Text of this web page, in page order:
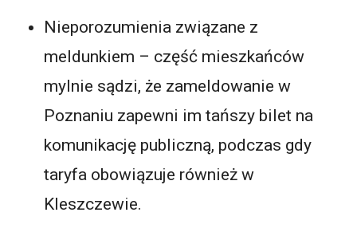
Nieporozumienia związane z
meldunkiem – część mieszkańców
mylnie sądzi, że zameldowanie w
Poznaniu zapewni im tańszy bilet na
komunikację publiczną, podczas gdy
taryfa obowiązuje również w
Kleszczewie.